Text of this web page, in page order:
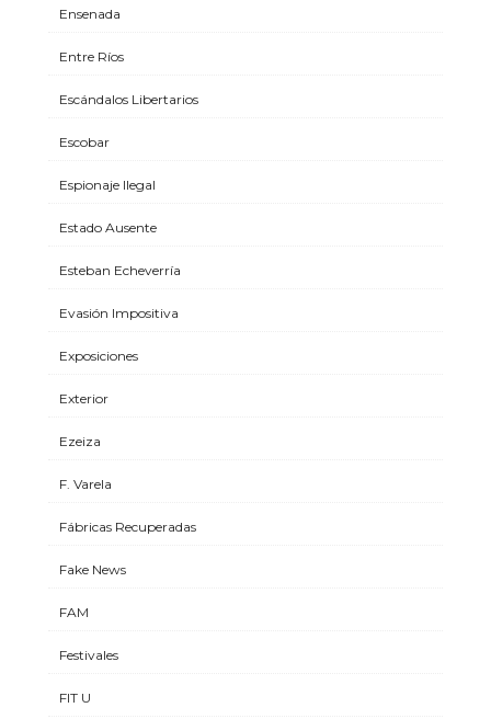
Ensenada
Entre Ríos
Escándalos Libertarios
Escobar
Espionaje Ilegal
Estado Ausente
Esteban Echeverría
Evasión Impositiva
Exposiciones
Exterior
Ezeiza
F. Varela
Fábricas Recuperadas
Fake News
FAM
Festivales
FIT U